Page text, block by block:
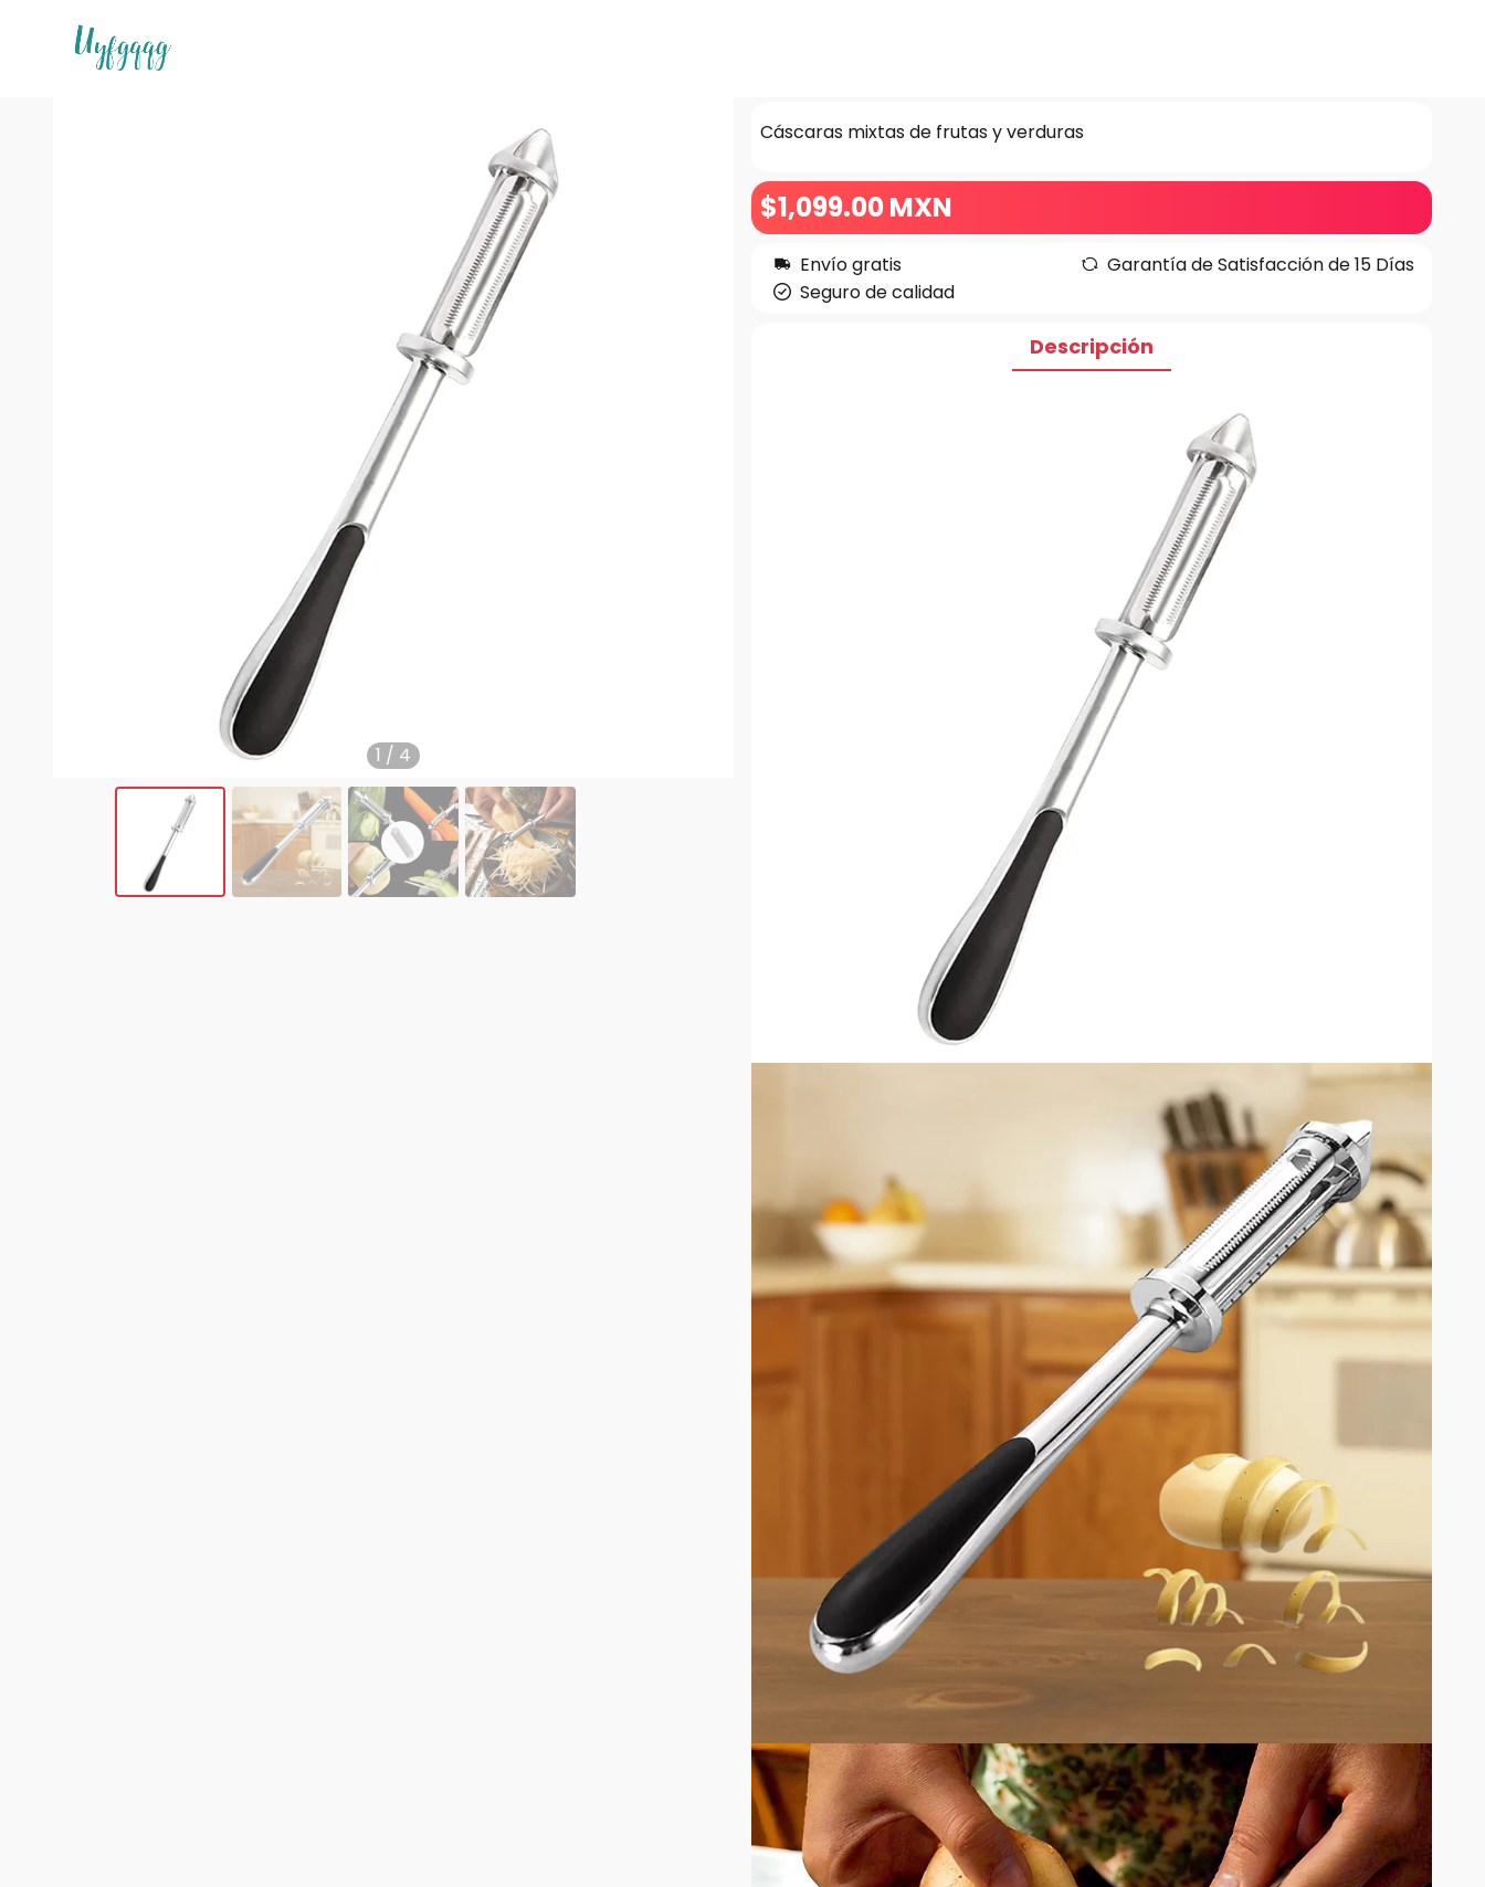
1 / 4
$1,099.00MXN
Cáscaras mixtas de frutas y verduras
Envío gratis
Garantía de Satisfacción de 15 Días
Seguro de calidad
Descripción